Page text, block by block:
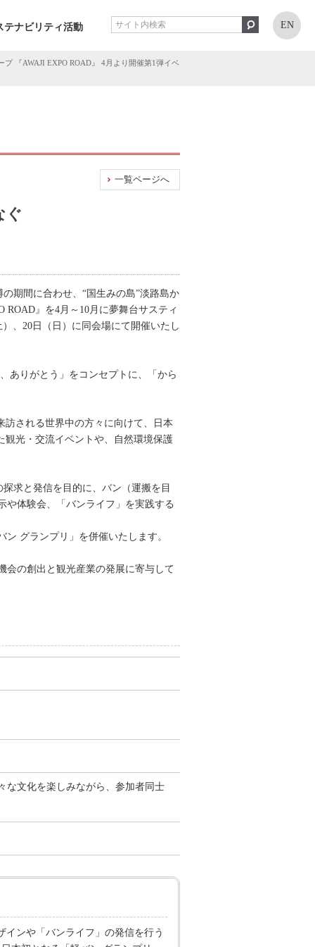
テナビリティ活動 EN
『AWAJI EXPO ROAD』 4月より開催第1弾イベ
一覧ページへ
ぐ
期間に合わせ、“国生みの島”淡路島か
』を4月～10月に夢舞台サスティ
、20日（日）に同会場にて開催いたし
ありがとう」をコンセプトに、「から
訪される世界中の方々に向けて、日本
観光・交流イベントや、自然環境保護
求と発信を目的に、バン（運搬を目
や体験会、「バンライフ」を実践する
グランプリ」を併催いたします。
会の創出と観光産業の発展に寄与して
な文化を楽しみながら、参加者同士
インや「バンライフ」の発信を行う